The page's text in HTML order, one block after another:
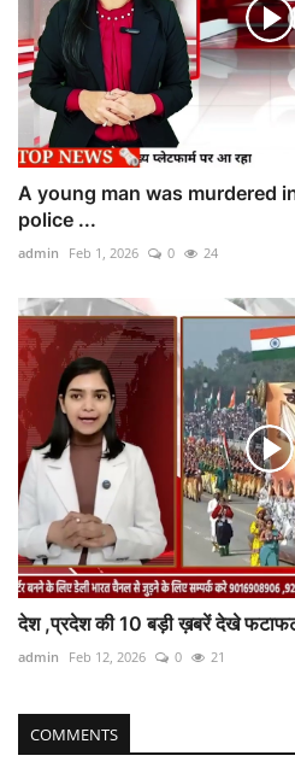
A young man was murdered
police ...
admin Feb 1, 2026 0 24
देश ,प्रदेश की 10 बड़ी ख़बरें देखे
admin Feb 12, 2026 0 21
COMMENTS